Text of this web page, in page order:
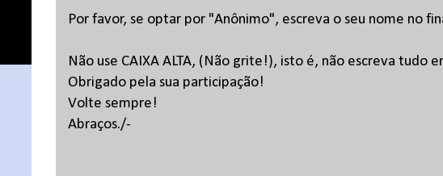
Por favor, se optar por "Anônimo", escreva o seu nome no
Não use CAIXA ALTA, (Não grite!), isto é, não escreva tudo
Obrigado pela sua participação!
Volte sempre!
Abraços./-